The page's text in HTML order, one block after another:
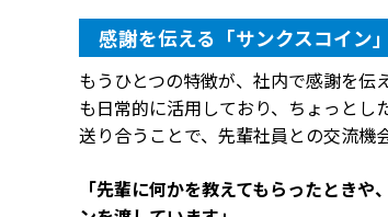
感謝を伝える「サンクスコイン」
もうひとつの特徴が、社内で感謝を伝
も日常的に活用しており、ちょっとし
送り合うことで、先輩社員との交流機
「先輩に何かを教えてもらったとき